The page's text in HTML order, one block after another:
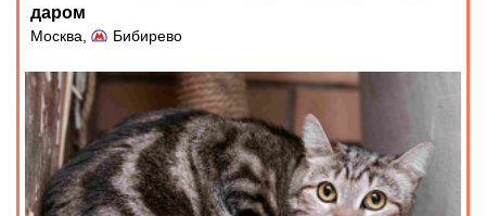
даром
Москва, Бибирево